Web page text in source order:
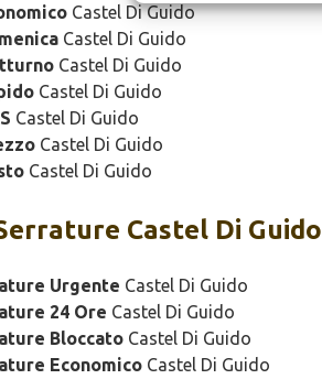
Castel Di Guido
Castel Di Guido
Castel Di Guido
Castel Di Guido
Castel Di Guido
Castel Di Guido
Castel Di Guido
Castel Di Guido
Urgente Castel Di Guido
24 Ore Castel Di Guido
Bloccato Castel Di Guido
Economico Castel Di Guido